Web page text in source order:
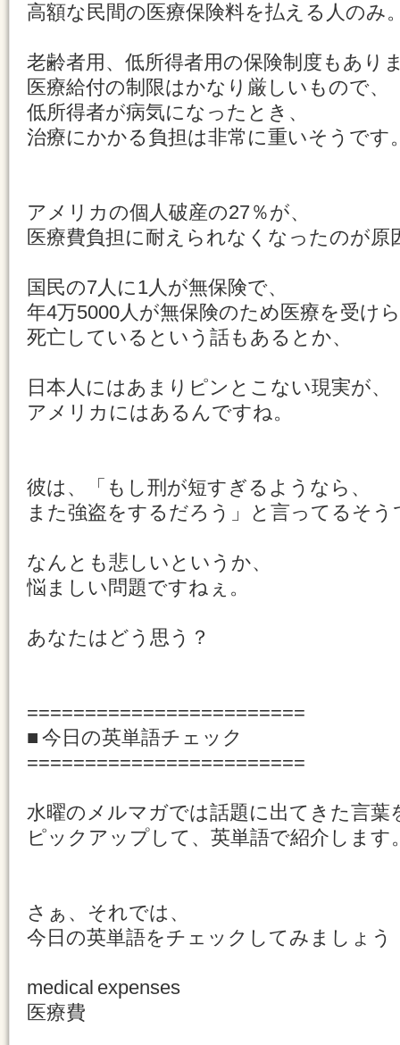
高額な民間の医療保険料を払える人のみ
老齢者用、低所得者用の保険制度もあり
医療給付の制限はかなり厳しいもので、
低所得者が病気になったとき、
治療にかかる負担は非常に重いそうです
アメリカの個人破産の27％が、
医療費負担に耐えられなくなったのが原
国民の7人に1人が無保険で、
年4万5000人が無保険のため医療を受け
死亡しているという話もあるとか、
日本人にはあまりピンとこない現実が、
アメリカにはあるんですね。
彼は、「もし刑が短すぎるようなら、
また強盗をするだろう」と言ってるそう
なんとも悲しいというか、
悩ましい問題ですねぇ。
あなたはどう思う？
========================
■ 今日の英単語チェック
========================
水曜のメルマガでは話題に出てきた言葉
ピックアップして、英単語で紹介します
さぁ、それでは、
今日の英単語をチェックしてみましょう
medical expenses
医療費